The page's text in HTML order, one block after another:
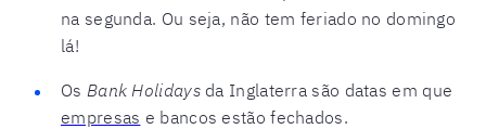
na segunda. Ou seja, não tem feriado no domingo
lá!
Os Bank Holidaysda Inglaterra são datas em que
empresas e bancos estão fechados.